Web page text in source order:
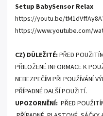
Setup BabySensor Relax
https://youtu.be/
https://www.youtube.com/
CZ) DŮLEŽITÉ: PŘED
PŘILOŽENÉ INFORMACE K
NEBEZPEČÍM PŘI POUŽÍVÁNÍ
PŘÍPADNÉ DALŠÍ POUŽITÍ.
UPOZORNĚNÍ: PŘED